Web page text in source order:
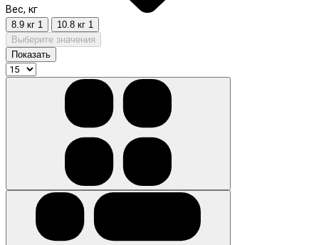
Вес, кг
8.9 кг 1 10.8 кг 1
Выберите значения
Показать